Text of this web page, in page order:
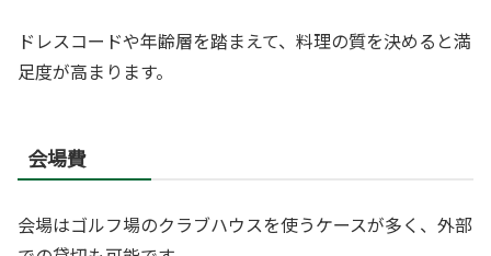
ドレスコードや年齢層を踏まえて、料理の質を決めると満
足度が高まります。
会場費
会場はゴルフ場のクラブハウスを使うケースが多く、外部